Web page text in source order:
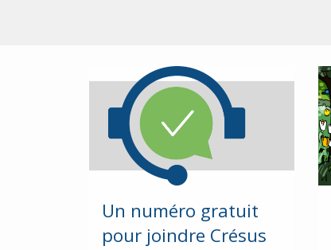
Un numéro gratuit
pour joindre Crésus